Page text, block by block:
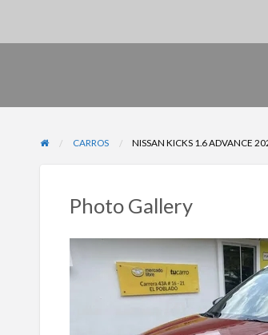
CARROS NISSAN KICKS 1.6 ADVANCE
Photo Gallery